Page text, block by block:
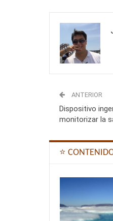
ANTERIOR
Dispositivo
monitorizar la
⭐